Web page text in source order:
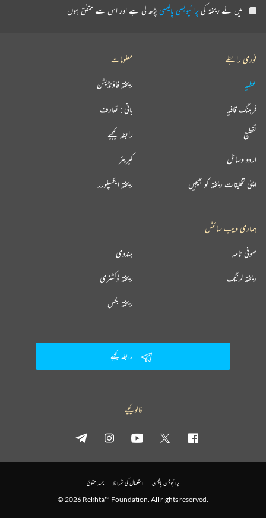
میں نے ریختہ کیپرائیویسی پالیسیپڑھ لی ہے اور اس سے متفق ہوں
فوری رابطے
عطیہ
فرہنگ قافیہ
تقطیع
اردو وسائل
اپنی تخلیقات ریختہ کو بھیجیں
معلومات
ریختہ فاؤنڈیشن
بانی : تعارف
رابطہ کیجیے
کیریئر
ریختہ ایکسپلورر
ہماری ویب سائٹس
ہندوی صوفی نامہ
ریختہ ڈکشنری ریختہ لرننگ
ریختہ بکس
رابطہ کیجیے
فالو کیجیے
پرائیویسی پالیسی استعمال کی شرائط جملہ حقوق
© 2026 Rekhta™ Foundation. All rights reserved.